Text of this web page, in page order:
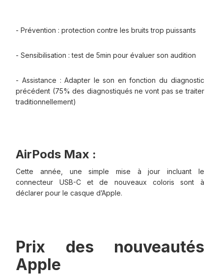
- Prévention : protection contre les bruits trop puissants
- Sensibilisation : test de 5min pour évaluer son audition
- Assistance : Adapter le son en fonction du diagnostic
précédent (75% des diagnostiqués ne vont pas se traiter
traditionnellement)
AirPods Max :
Cette année, une simple mise à jour incluant le
connecteur USB-C et de nouveaux coloris sont à
déclarer pour le casque d’Apple.
Prix des nouveautés
Apple